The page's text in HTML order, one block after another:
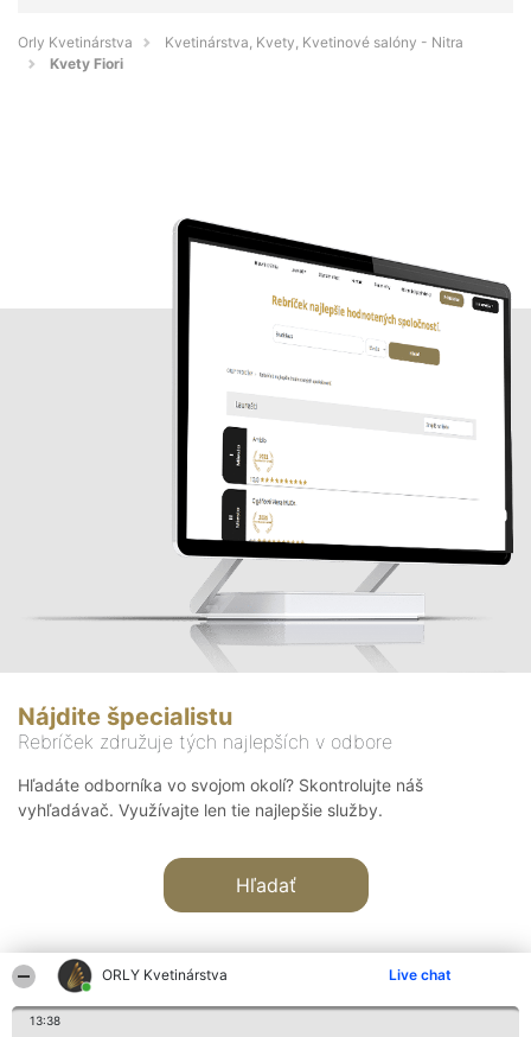
ORLY Kvetinárstva Live chat
13:38
Orly Kvetinárstva
Kvetinárstva, Kvety, Kvetinové salóny - Nitra
Kvety Fiori
Nájdite špecialistu
Rebríček združuje tých najlepších v odbore
Hľadáte odborníka vo svojom okolí? Skontrolujte náš
vyhľadávač. Využívajte len tie najlepšie služby.
Hľadať